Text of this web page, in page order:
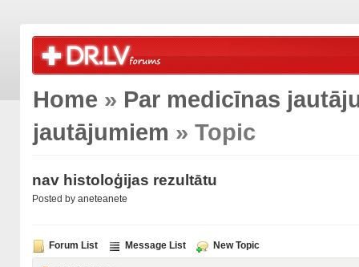
Home » Par medicīnas
jautājumiem » Topic
nav histoloģijas rezultātu
Posted by aneteanete
Forum List Message List New Topic